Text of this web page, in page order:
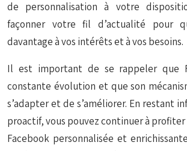
de personnalisation à votre
façonner votre fil d’actualité pour
davantage à vos intérêts et à vos besoins.
Il est important de se rappeler que
constante évolution et que son
s’adapter et de s’améliorer. En restant
proactif, vous pouvez continuer à profiter
Facebook personnalisée et